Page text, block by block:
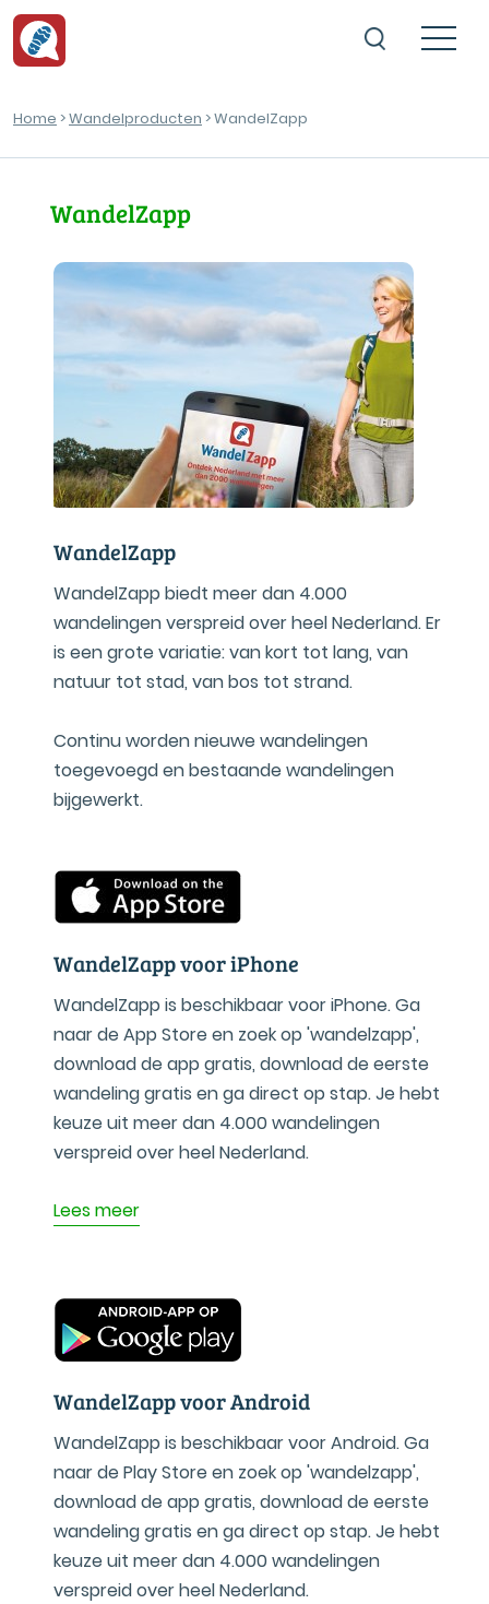
Home >Wandelproducten > WandelZapp
WandelZapp
WandelZapp
WandelZapp biedt meer dan 4.000
wandelingen verspreid over heel Nederland. Er
is een grote variatie: van kort tot lang, van
natuur tot stad, van bos tot strand.
Continu worden nieuwe wandelingen
toegevoegd en bestaande wandelingen
bijgewerkt.
WandelZapp voor iPhone
WandelZapp is beschikbaar voor iPhone. Ga
naar de App Store en zoek op 'wandelzapp',
download de app gratis, download de eerste
wandeling gratis en ga direct op stap. Je hebt
keuze uit meer dan 4.000 wandelingen
verspreid over heel Nederland.
Lees meer
WandelZapp voor Android
WandelZapp is beschikbaar voor Android. Ga
naar de Play Store en zoek op 'wandelzapp',
download de app gratis, download de eerste
wandeling gratis en ga direct op stap. Je hebt
keuze uit meer dan 4.000 wandelingen
verspreid over heel Nederland.